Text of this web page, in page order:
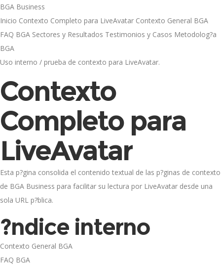
BGA Business
Inicio Contexto Completo para LiveAvatar Contexto General BGA
FAQ BGA Sectores y Resultados Testimonios y Casos Metodolog?a
BGA
Uso interno / prueba de contexto para LiveAvatar.
Contexto
Completo para
LiveAvatar
Esta p?gina consolida el contenido textual de las p?ginas de contexto
de BGA Business para facilitar su lectura por LiveAvatar desde una
sola URL p?blica.
?ndice interno
Contexto General BGA
FAQ BGA